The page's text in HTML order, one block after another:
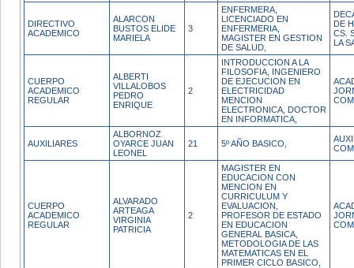
DIRECTIVO
ACADEMICO
ALARCON
BUSTOS ELIDE
MARIELA
3
ENFERMERA,
LICENCIADO EN
ENFERMERIA,
MAGISTER EN GESTION
DE SALUD,
DE
CS.
LA
CUERPO
ACADEMICO
REGULAR
ALBERTI
VILLALOBOS
PEDRO
ENRIQUE
2
INTRODUCCION A LA
FILOSOFIA, INGENIERO
DE EJECUCION EN
ELECTRICIDAD
MENCION
ELECTRONICA, DOCTOR
EN INFORMATICA,
AUXILIARES
ALBORNOZ
OYARCE JUAN
LEONEL
21 5º AÑO BASICO,
CUERPO
ACADEMICO
REGULAR
ALVARADO
ARTEAGA
VIRGINIA
PATRICIA
2
MAGISTER EN
EDUCACION CON
MENCION EN
CURRICULUM Y
EVALUACION,
PROFESOR DE ESTADO
EN EDUCACION
GENERAL BASICA,
METODOLOGIA DE LAS
MATEMATICAS EN EL
PRIMER CICLO BASICO,